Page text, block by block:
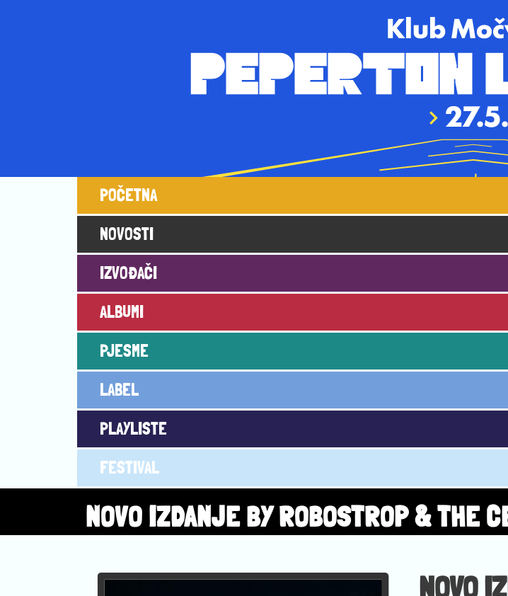
Main navigation
POČETNA
NOVOSTI
IZVOĐAČI
ALBUMI
PJESME
LABEL
PLAYLISTE
FESTIVAL
NOVO IZDANJE BY ROBOSTROP & THE
NOVO